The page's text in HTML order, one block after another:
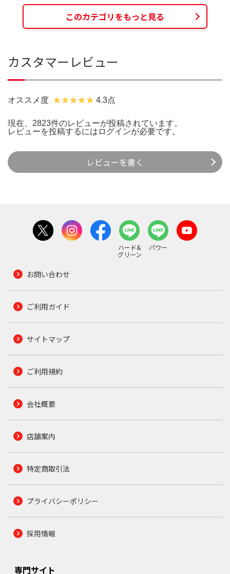
このカテゴリをもっと見る
カスタマーレビュー
オススメ度 4.3点
現在、2823件のレビューが投稿されています。
レビューを投稿するには ログインが必要です。
レビューを書く
ハード&
グリーン
パワー
お問い合わせ
ご利用ガイド
サイトマップ
ご利用規約
会社概要
店舗案内
特定商取引法
プライバシーポリシー
採用情報
専門サイト